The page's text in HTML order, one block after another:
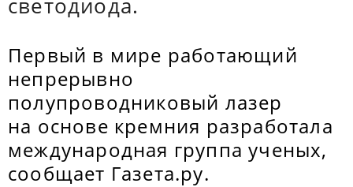
Первый в мире работающий
непрерывно
полупроводниковый лазер
на основе кремния разработала
международная группа ученых,
сообщает Газета.ру.